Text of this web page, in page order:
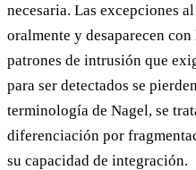
necesaria. Las excepciones
oralmente y desaparecen
patrones de intrusión que
para ser detectados se
terminología de Nagel, se
diferenciación por
su capacidad de integración.